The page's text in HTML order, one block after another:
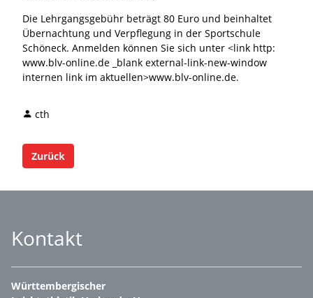
Die Lehrgangsgebühr beträgt 80 Euro und beinhaltet
Übernachtung und Verpflegung in der Sportschule
Schöneck. Anmelden können Sie sich unter <link http:
www.blv-online.de _blank external-link-new-window
internen link im aktuellen>www.blv-online.de.
cth
Zurück
Kontakt
Württembergischer